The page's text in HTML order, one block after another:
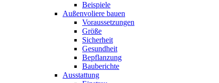
Beispiele
Außenvoliere bauen
Voraussetzungen
Größe
Sicherheit
Gesundheit
Bepflanzung
Bauberichte
Ausstattung